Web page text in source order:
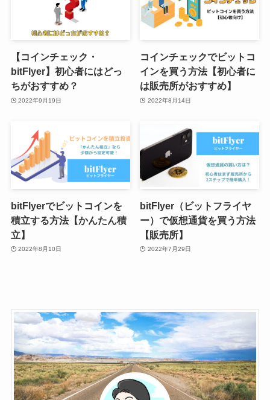
【コインチェック・
bitFlyer】初心者にはどっ
ちがおすすめ？
2022年9月19日
コインチェックでビットコ
インを買う方法【初心者に
は販売所がおすすめ】
2022年8月14日
bitFlyerでビットコインを
積立する方法【かんたん積
立】
2022年8月10日
bitFlyer（ビットフライヤ
ー）で仮想通貨を買う方法
【販売所】
2022年7月29日